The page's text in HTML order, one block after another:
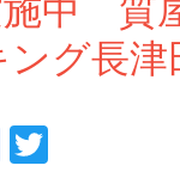
グ長津
Fa